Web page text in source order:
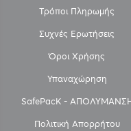
Τρόποι Πληρωμής
Συχνές Ερωτήσεις
Όροι Χρήσης
Υπαναχώρηση
SafePacK -
Πολιτική Απορρήτου